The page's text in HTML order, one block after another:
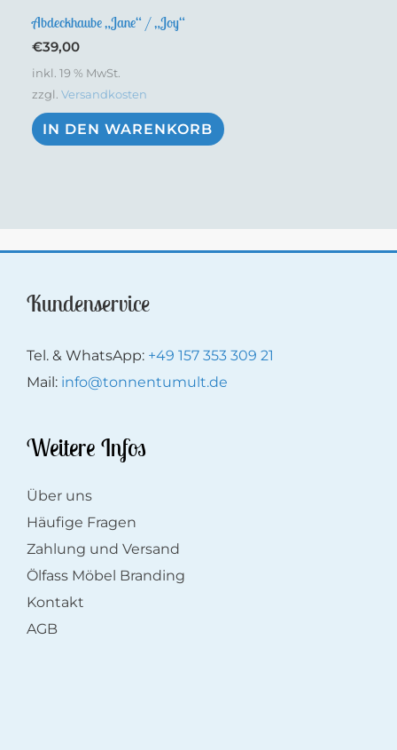
Abdeckhaube „Jane“ / „Joy“
€39,00
inkl. 19 % MwSt.
zzgl.Versandkosten
IN DEN WARENKORB
Kundenservice
Tel. & WhatsApp: +49 157 353 309 21
Mail: info@tonnentumult.de
Weitere Infos
Über uns
Häufige Fragen
Zahlung und Versand
Ölfass Möbel Branding
Kontakt
AGB